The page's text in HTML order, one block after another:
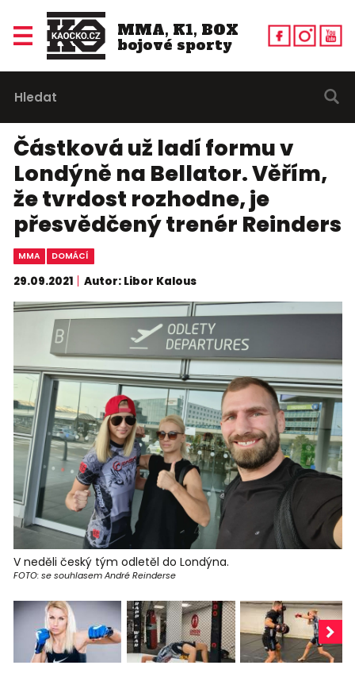
MMA, K1, BOX
bojové sporty
Částková už ladí formu v
Londýně na Bellator. Věřím,
že tvrdost rozhodne, je
přesvědčený trenér Reinders
MMA DOMÁCÍ
29.09.2021 Autor: Libor Kalous
V neděli český tým odletěl do Londýna.
FOTO: se souhlasem André Reinderse